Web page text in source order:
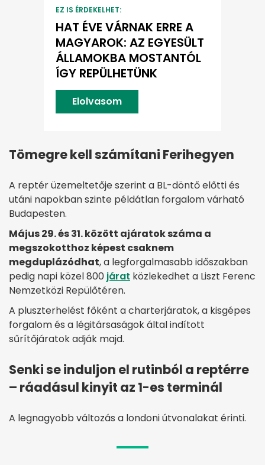
EZ IS ÉRDEKELHET:
HAT ÉVE VÁRNAK ERRE A
MAGYAROK: AZ EGYESÜLT
ÁLLAMOKBA MOSTANTÓL
ÍGY REPÜLHETÜNK
Elolvasom
Tömegre kell számítani Ferihegyen
A reptér üzemeltetője szerint a BL-döntő előtti és
utáni napokban szinte példátlan forgalom várható
Budapesten.
Május 29. és 31. között ajáratok száma a
megszokotthoz képest csaknem
megduplázódhat, a legforgalmasabb időszakban
pedig napi közel 800 járat közlekedhet a Liszt Ferenc
Nemzetközi Repülőtéren.
A pluszterhelést főként a charterjáratok, a kisgépes
forgalom és a légitársaságok által indított
sűrítőjáratok adják majd.
Senki se induljon el rutinból a reptérre
– ráadásul kinyit az 1-es terminál
A legnagyobb változás a londoni útvonalakat érinti.